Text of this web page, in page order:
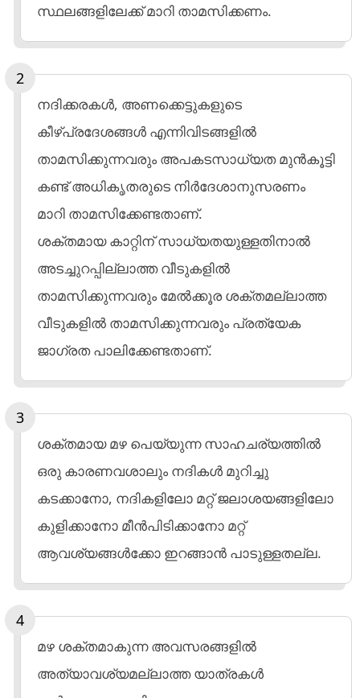
സ്ഥലങ്ങളിലേക്ക് മാറി താമസിക്കണം.
നദിക്കരകൾ, അണക്കെട്ടുകളുടെ
കീഴ്പ്രദേശങ്ങൾ എന്നിവിടങ്ങളിൽ
താമസിക്കുന്നവരും അപകടസാധ്യത മുൻകൂട്ടി
കണ്ട് അധികൃതരുടെ നിർദേശാനുസരണം
മാറി താമസിക്കേണ്ടതാണ്.
ശക്തമായ കാറ്റിന് സാധ്യതയുള്ളതിനാൽ
അടച്ചുറപ്പില്ലാത്ത വീടുകളിൽ
താമസിക്കുന്നവരും മേൽക്കൂര ശക്തമല്ലാത്ത
വീടുകളിൽ താമസിക്കുന്നവരും പ്രത്യേക
ജാഗ്രത പാലിക്കേണ്ടതാണ്.
ശക്തമായ മഴ പെയ്യുന്ന സാഹചര്യത്തിൽ
ഒരു കാരണവശാലും നദികൾ മുറിച്ചു
കടക്കാനോ, നദികളിലോ മറ്റ് ജലാശയങ്ങളിലോ
കുളിക്കാനോ മീൻപിടിക്കാനോ മറ്റ്
ആവശ്യങ്ങൾക്കോ ഇറങ്ങാൻ പാടുള്ളതല്ല.
മഴ ശക്തമാകുന്ന അവസരങ്ങളിൽ
അത്യാവശ്യമല്ലാത്ത യാത്രകൾ